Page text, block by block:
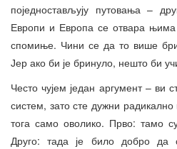
поједностављују путовања –
Европи и Европа се отвара
спомиње. Чини се да то више
Јер ако би је бринуло, нешто би
Често чујем један аргумент – ви
систем, зато сте дужни
тога само оволико. Прво: тамо
Друго: тада је било добро да